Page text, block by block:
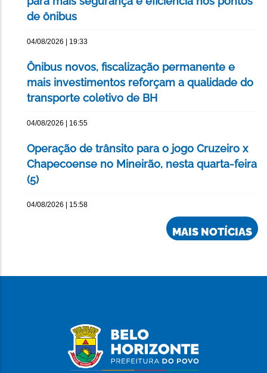
de ônibus
04/08/2026 | 19:33
Ônibus novos, fiscalização permanente e
mais investimentos reforçam a qualidade do
transporte coletivo de BH
04/08/2026 | 16:55
Operação de trânsito para o jogo Cruzeiro x
Chapecoense no Mineirão, nesta quarta-feira
(5)
04/08/2026 | 15:58
MAIS NOTÍCIAS